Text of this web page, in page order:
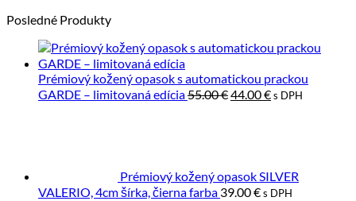
prírodná
a
jej
Posledné Produkty
Prémiový kožený opasok s automatickou prackou
GARDE – limitovaná edícia55.00€Pôvodná
44.00€Aktuálna
s DPH
Prémiový kožený opasok SILVER
VALERIO, 4cm šírka, čierna farba 39.00€s DPH